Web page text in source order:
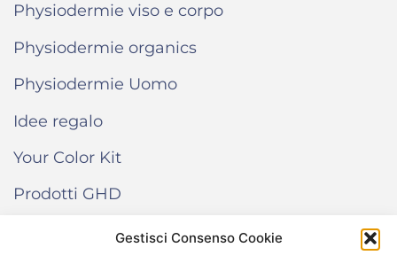
Gestisci Consenso Cookie
Physiodermie viso e corpo
Physiodermie organics
Physiodermie Uomo
Idee regalo
Your Color Kit
Prodotti GHD